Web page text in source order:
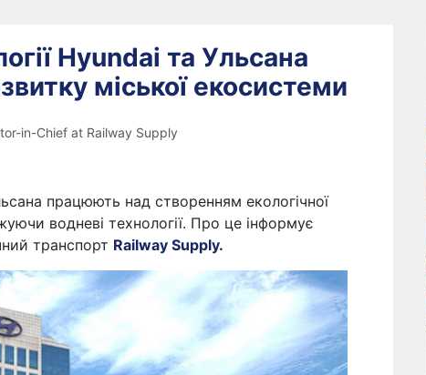
Hyundai та Ульсана
міської екосистеми
in-Chief at Railway Supply
працюють над створенням екологічної
водневі технології. Про це інформує
транспорт Railway Supply.